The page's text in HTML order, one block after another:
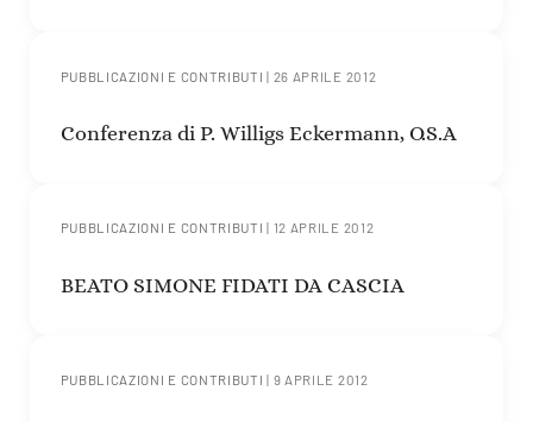
PUBBLICAZIONI E CONTRIBUTI | 26 APRILE 2012
Conferenza di P. Willigs Eckermann, O.S.A
PUBBLICAZIONI E CONTRIBUTI | 12 APRILE 2012
BEATO SIMONE FIDATI DA CASCIA
PUBBLICAZIONI E CONTRIBUTI | 9 APRILE 2012